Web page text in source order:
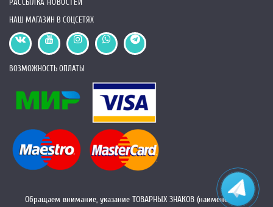
РАССЫЛКА НОВОСТЕЙ
НАШ МАГАЗИН В СОЦСЕТЯХ
ВОЗМОЖНОСТЬ ОПЛАТЫ
Обращаем внимание, указание ТОВАРНЫХ ЗНАКОВ (наименований